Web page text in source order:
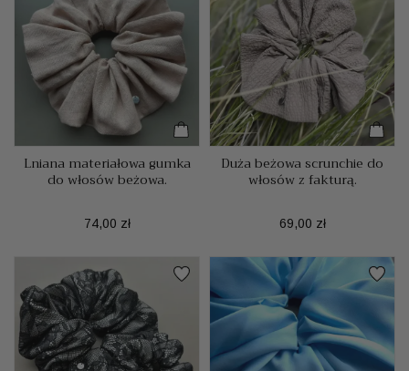
Lniana materiałowa gumka
do włosów beżowa.
Cena
74,00 zł
Duża beżowa scrunchie do
włosów z fakturą.
Cena
69,00 zł